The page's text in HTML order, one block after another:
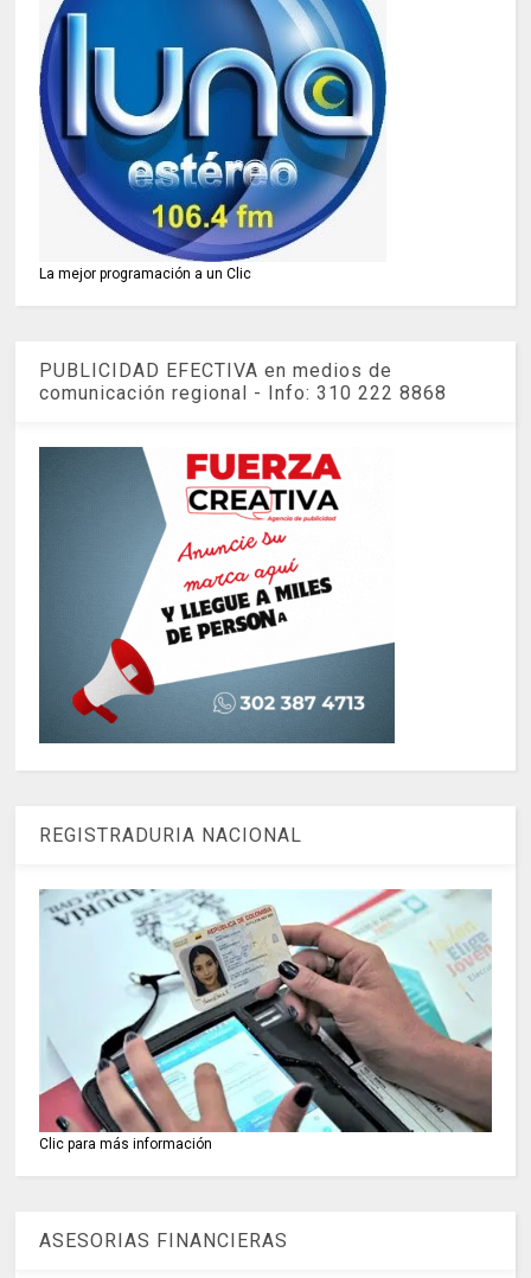
La mejor programación a un Clic
PUBLICIDAD EFECTIVA en medios de
comunicación regional - Info: 310 222 8868
REGISTRADURIA NACIONAL
Clic para más información
ASESORIAS FINANCIERAS